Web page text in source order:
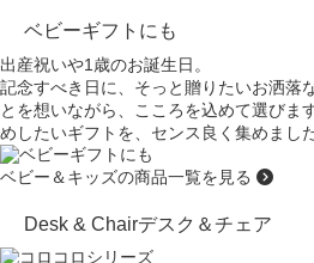
ベビーギフトにも
出産祝いや1歳のお誕生日。
記念すべき日に、そっと贈りたいお洒落
とを想いながら、こころを込めて選びます
めしたいギフトを、 センス良く集めました
ベビー＆キッズの商品一覧を見る
Desk & Chairデスク＆チェア